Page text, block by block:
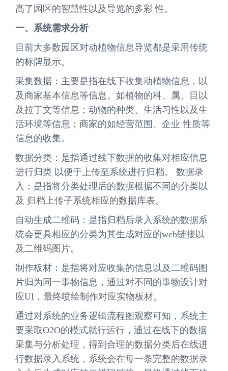
高了园区的智慧性以及导览的多彩 性。
一、系统需求分析
目前大多数园区对动植物信息导览都是采用传统
的标牌显示。
采集数据：主要是指在线下收集动植物信息，以
及商家基本信息等信息。如植物的科、属、目以
及拉丁文等信息；动物的种类、生活习性以及生
活环境等信息；商家的如经营范围、企业 性质等
信息的收集。
数据分类：是指通过线下数据的收集对相应信息
进行归类 以便于上传至系统进行归档。 数据录
入：是指将分类处理后的数据根据不同的分类以
及 归档上传子系统相应的数据库表。
自动生成二维码：是指归档后录入系统的数据系
统会更具相应的分类为其生成对应的web链接以
及二维码图片。
制作板材：是指将对应收集的信息以及二维码图
片归为同一事物信息，通过对不同的事物设计对
应UI，最终喷绘制作对应实物板材。
通过对系统的业务逻辑流程图观察可知，系统主
要采取O2O的模式就行运行，通过在线下的数据
采集与分析处理，得到合理的数据分类后在线进
行数据录入系统，系统会在每一条完整的数据录